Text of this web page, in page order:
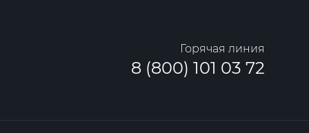
Горячая линия
8 (800) 101 03 72